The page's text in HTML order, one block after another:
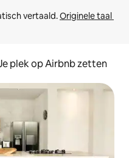
vertaald. Originele taal
plek op Airbnb zetten